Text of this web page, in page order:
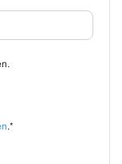
.*